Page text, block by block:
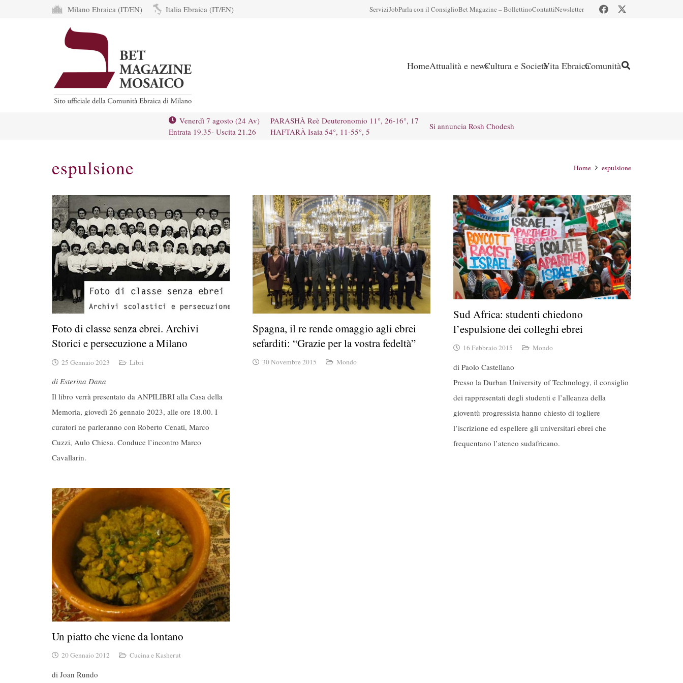
Milano Ebraica (IT/EN) Italia Ebraica (IT/EN) ServiziJobParla con il ConsiglioBet Magazine – BollettinoContattiNewsletter
HomeAttualità e newsCultura e SocietàVita EbraicaComunità
Venerdì 7 agosto (24 Av)
Entrata 19.35- Uscita 21.26
PARASHÀ Reè Deuteronomio 11°, 26-16°, 17
HAFTARÀ Isaia 54°, 11-55°, 5
Si annuncia Rosh Chodesh
espulsione Home espulsione
Foto di classe senza ebrei. Archivi
Storici e persecuzione a Milano
25 Gennaio 2023 Libri
di Esterina Dana
Il libro verrà presentato da ANPILIBRI alla Casa della
Memoria, giovedì 26 gennaio 2023, alle ore 18.00. I
curatori ne parleranno con Roberto Cenati, Marco
Cuzzi, Aulo Chiesa. Conduce l’incontro Marco
Cavallarin.
Spagna, il re rende omaggio agli ebrei
sefarditi: “Grazie per la vostra fedeltà”
30 Novembre 2015 Mondo
Sud Africa: studenti chiedono
l’espulsione dei colleghi ebrei
16 Febbraio 2015 Mondo
di Paolo Castellano
Presso la Durban University of Technology, il consiglio
dei rappresentati degli studenti e l’alleanza della
gioventù progressista hanno chiesto di togliere
l’iscrizione ed espellere gli universitari ebrei che
frequentano l’ateneo sudafricano.
Un piatto che viene da lontano
20 Gennaio 2012 Cucina e Kasherut
di Joan Rundo